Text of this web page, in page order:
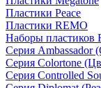
Пластики Peace
Пластики REMO
Наборы пластиков
Серия Ambassador
Серия Colortone
Серия Controlled